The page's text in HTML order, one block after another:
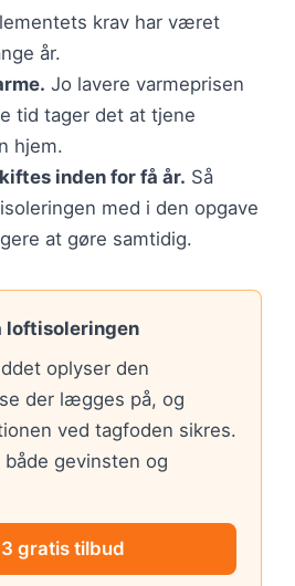
krav har været
år.
Jo lavere varmeprisen
tid tager det at tjene
hjem.
inden for få år. Så
med i den opgave
at gøre samtidig.
loftisoleringen
oplyser den
der lægges på, og
ved tagfoden sikres.
gevinsten og
3 gratis tilbud